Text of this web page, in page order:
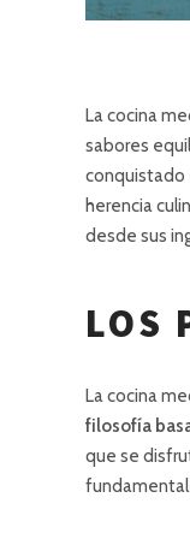
La cocina
sabores
conquistado
herencia
desde sus
LOS
La cocina
filosofía
que se